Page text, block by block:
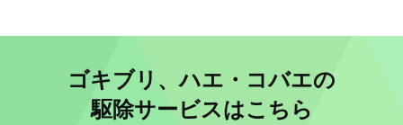
ゴキブリ、ハエ・コバエの
駆除サービスはこちら